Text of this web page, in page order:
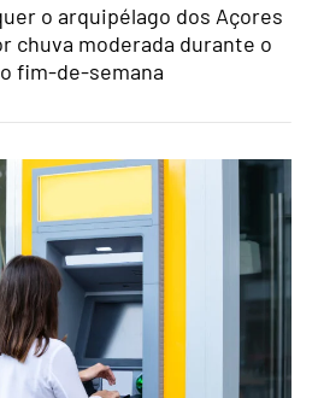
o arquipélago dos Açores
chuva moderada durante o
fim-de-semana